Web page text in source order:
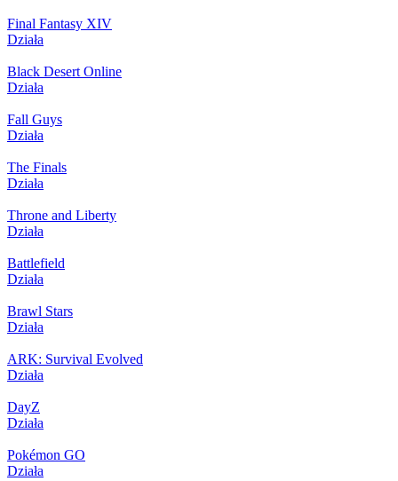
Final Fantasy XIV
Działa
Black Desert Online
Działa
Fall Guys
Działa
The Finals
Działa
Throne and Liberty
Działa
Battlefield
Działa
Brawl Stars
Działa
ARK: Survival Evolved
Działa
DayZ
Działa
Pokémon GO
Działa